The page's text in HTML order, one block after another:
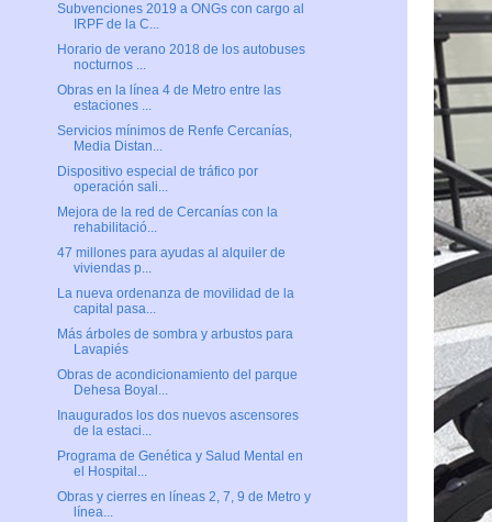
Subvenciones 2019 a ONGs con cargo al
IRPF de la C...
Horario de verano 2018 de los autobuses
nocturnos ...
Obras en la línea 4 de Metro entre las
estaciones ...
Servicios mínimos de Renfe Cercanías,
Media Distan...
Dispositivo especial de tráfico por
operación sali...
Mejora de la red de Cercanías con la
rehabilitació...
47 millones para ayudas al alquiler de
viviendas p...
La nueva ordenanza de movilidad de la
capital pasa...
Más árboles de sombra y arbustos para
Lavapiés
Obras de acondicionamiento del parque
Dehesa Boyal...
Inaugurados los dos nuevos ascensores
de la estaci...
Programa de Genética y Salud Mental en
el Hospital...
Obras y cierres en líneas 2, 7, 9 de Metro y
línea...